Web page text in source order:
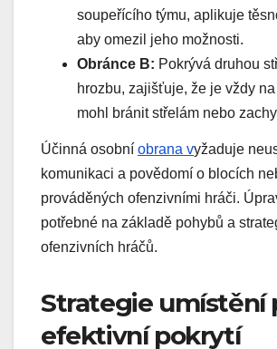
soupeřícího týmu, aplikuje
aby omezil jeho možnosti.
Obránce B: Pokrývá druhou
hrozbu, zajišťuje, že je vždy
mohl bránit střelám nebo
Účinná osobní obrana vyžaduje
komunikaci a povědomí o blocích
prováděných ofenzivními hráči.
potřebné na základě pohybů a
ofenzivních hráčů.
Strategie umístění
efektivní pokrytí